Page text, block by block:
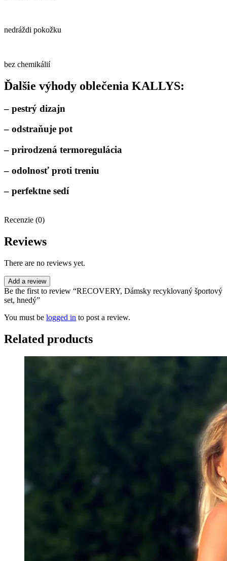
nedráždi pokožku
bez chemikálií
Ďalšie výhody oblečenia KALLYS:
– pestrý dizajn
– odstraňuje pot
– prirodzená termoregulácia
– odolnosť proti treniu
– perfektne sedí
Recenzie (0)
Reviews
There are no reviews yet.
Add a review
Be the first to review “RECOVERY, Dámsky recyklovaný športový
set, hnedý”
You must be logged in to post a review.
Related products